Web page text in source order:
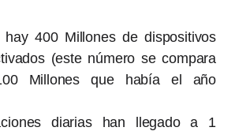
400 Millones de dispositivos
(este número se compara
Millones que había el año
diarias han llegado a 1